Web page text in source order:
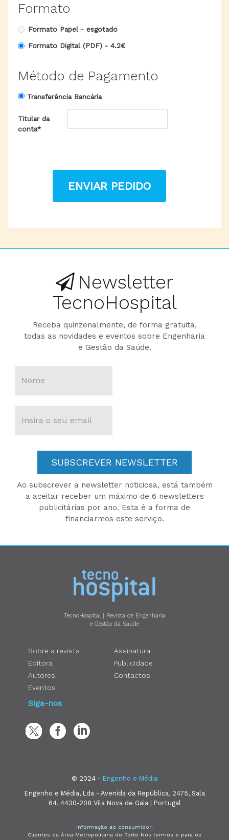
Formato
Formato Papel - esgotado
Formato Digital (PDF) - 4.2€
Método de Pagamento
Transferência Bancária
Titular da
conta*
ENVIAR PEDIDO
Newsletter
TecnoHospital
Receba quinzenalmente, de forma gratuita,
todas as novidades e eventos sobre Engenharia
e Gestão da Saúde.
SUBSCREVER NEWSLETTER
Ao subscrever a newsletter noticiosa, está também
a aceitar receber um máximo de 6 newsletters
publicitárias por ano. Esta é a forma de
financiarmos este serviço.
TecnoHospital | Revista de Engenharia
e Gestão da Saúde
Sobre a revista
Editora
Autores
Eventos
Assinatura
Publicidade
Contactos
Siga-nos
© 2024 - Engenho e Média
Engenho e Média, Lda - Avenida da República, 2475, Sala
64, 4430-208 Vila Nova de Gaia | Portugal
Informação ao consumidor:
Clientes da Área Metropolitana do Porto Nos termos e para os